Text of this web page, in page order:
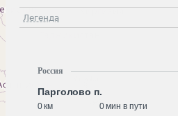
Легенда
Россия
Парголово п.
0 км
0 мин в пути